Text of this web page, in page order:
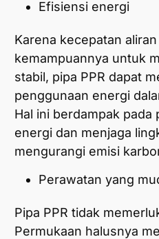
Efisiensi energi
Karena kecepatan
kemampuannya untuk
stabil, pipa PPR dapat
penggunaan energi
Hal ini berdampak pada
energi dan menjaga
mengurangi emisi
Perawatan yang
Pipa PPR tidak
Permukaan halusnya